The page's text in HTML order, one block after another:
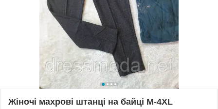
Жіночі махрові штанці на байці М-4XL